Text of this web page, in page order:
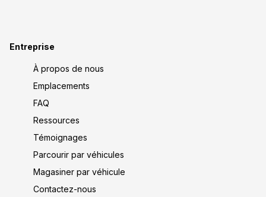
Entreprise
À propos de nous
Emplacements
FAQ
Ressources
Témoignages
Parcourir par véhicules
Magasiner par véhicule
Contactez-nous